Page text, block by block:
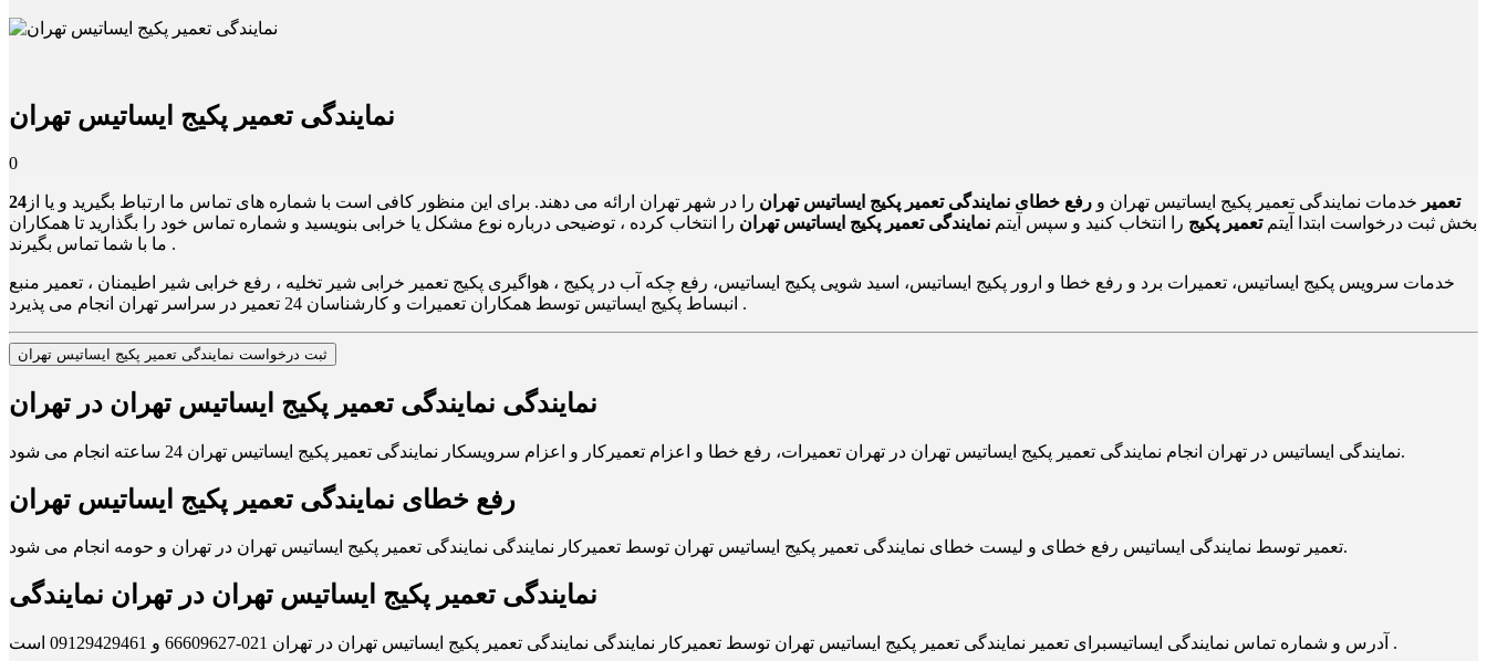
نمایندگی تعمیر پکیج ایساتیس تهران
0
24تعمیر خدمات نمایندگی تعمیر پکیج ایساتیس تهران و رفع خطای نمایندگی تعمیر پکیج ایساتیس تهران را در شهر تهران ارائه می دهند. برای این منظور کافی است با شماره های تماس ما ارتباط بگیرید و یا از
بخش ثبت درخواست ابتدا آیتمتعمیر پکیج را انتخاب کنید و سپس آیتم نمایندگی تعمیر پکیج ایساتیس تهران را انتخاب کرده ، توضیحی درباره نوع مشکل یا خرابی بنویسید و شماره تماس خود را بگذارید تا همکاران
ما با شما تماس بگیرند .
خدمات سرویس پکیج ایساتیس، تعمیرات برد و رفع خطا و ارور پکیج ایساتیس، اسید شویی پکیج ایساتیس، رفع چکه آب در پکیج ، هواگیری پکیج تعمیر خرابی شیر تخلیه ، رفع خرابی شیر اطیمنان ، تعمیر منبع
انبساط پکیج ایساتیس توسط همکاران تعمیرات و کارشناسان 24 تعمیر در سراسر تهران انجام می پذیرد .
ثبت درخواست نمایندگی تعمیر پکیج ایساتیس تهران
نمایندگی نمایندگی تعمیر پکیج ایساتیس تهران در تهران
نمایندگی ایساتیس در تهران انجام نمایندگی تعمیر پکیج ایساتیس تهران در تهران تعمیرات، رفع خطا و اعزام تعمیرکار و اعزام سرویسکار نمایندگی تعمیر پکیج ایساتیس تهران 24 ساعته انجام می شود.
رفع خطای نمایندگی تعمیر پکیج ایساتیس تهران
تعمیر توسط نمایندگی ایساتیس رفع خطای و لیست خطای نمایندگی تعمیر پکیج ایساتیس تهران توسط تعمیرکار نمایندگی نمایندگی تعمیر پکیج ایساتیس تهران در تهران و حومه انجام می شود.
نمایندگی تعمیر پکیج ایساتیس تهران در تهران نمایندگی
آدرس و شماره تماس نمایندگی ایساتیسبرای تعمیر نمایندگی تعمیر پکیج ایساتیس تهران توسط تعمیرکار نمایندگی نمایندگی تعمیر پکیج ایساتیس تهران در تهران 021-66609627 و 09129429461 است .